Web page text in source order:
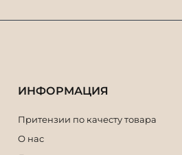
ИНФОРМАЦИЯ
Притензии по качесту товара
О нас